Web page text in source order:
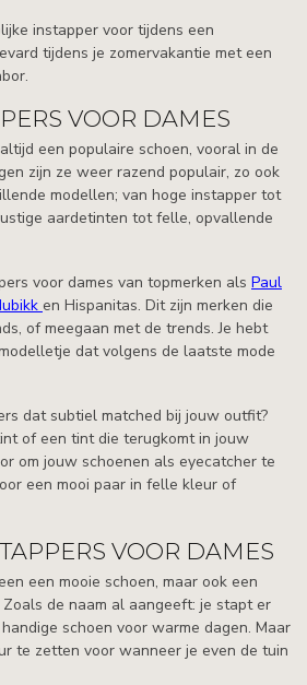
instapper voor tijdens een
tijdens je zomervakantie met een
VOOR DAMES
een populaire schoen, vooral in de
zijn ze weer razend populair, zo ook
modellen; van hoge instapper tot
aardetinten tot felle, opvallende
voor dames van topmerken als Paul
en Hispanitas. Dit zijn merken die
of meegaan met de trends. Je hebt
dat volgens de laatste mode
dat subtiel matched bij jouw outfit?
of een tint die terugkomt in jouw
om jouw schoenen als eyecatcher te
een mooi paar in felle kleur of
VOOR DAMES
een mooie schoen, maar ook een
de naam al aangeeft: je stapt er
schoen voor warme dagen. Maar
te zetten voor wanneer je even de tuin